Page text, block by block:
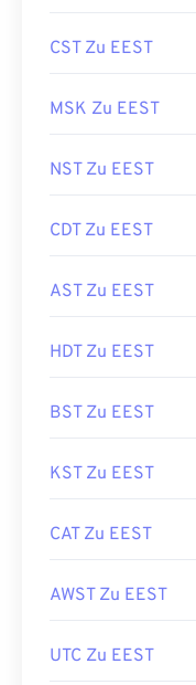
CST Zu EEST
MSK Zu EEST
NST Zu EEST
CDT Zu EEST
AST Zu EEST
HDT Zu EEST
BST Zu EEST
KST Zu EEST
CAT Zu EEST
AWST Zu EEST
UTC Zu EEST